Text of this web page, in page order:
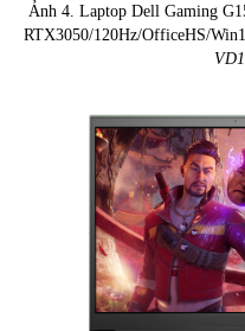
Ảnh 4. Laptop Dell Gaming
RTX3050/120Hz/OfficeHS/